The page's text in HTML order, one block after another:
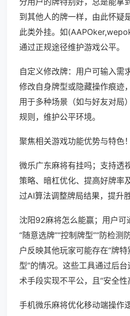
到其他人的牌一样，由此怀疑
此类外挂。如
通过正规途径维护游戏公平。
自定义修改牌：用户可输入需
修改自身牌型或隐藏操作痕迹
用于多种场景（如与好友对局
规则，维护公平环境。
聚焦相关游戏功能优势与特色！
微乐广东麻将有挂吗；支持透
策略、暗杠优化、提高好牌率
过AI算法调整牌局结果，提升胜
沈阳92麻将怎么能赢；用户可
“随意选牌”“控制牌型”“防检测
户反映其他玩家可能存在“牌特
型”的情况。这些工具通过后
术手段实现不平公，且“安全性
手机微乐麻将优化移动端操作